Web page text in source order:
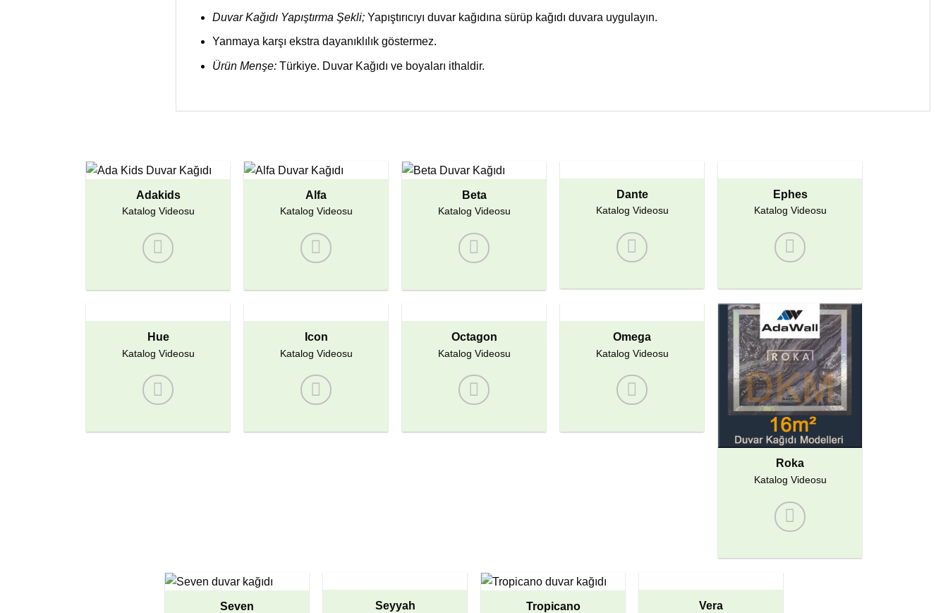
Duvar Kağıdı Yapıştırma Şekli;Yapıştırıcıyı duvar kağıdına sürüp kağıdı duvara uygulayın.
Yanmaya karşı ekstra dayanıklılık göstermez.
Ürün Menşe:Türkiye. Duvar Kağıdı ve boyaları ithaldir.
Adakids
Katalog Videosu
Alfa
Katalog Videosu
Beta
Katalog Videosu
Dante
Katalog Videosu
Ephes
Katalog Videosu
Hue
Katalog Videosu
Icon
Katalog Videosu
Octagon
Katalog Videosu
Omega
Katalog Videosu
Roka
Katalog Videosu
Seven Seyyah Tropicano Vera